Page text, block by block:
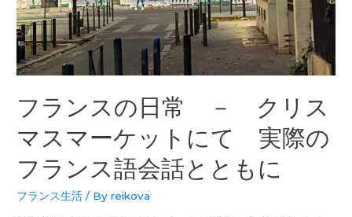
フランスの日常 － クリス
マスマーケットにて 実際の
フランス語会話とともに
フランス生活 / Byreikova